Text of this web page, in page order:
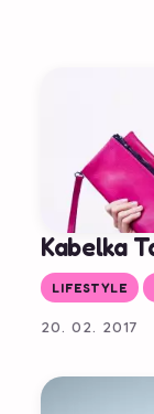
Kabelka
LIFESTYLE
20. 02. 2017